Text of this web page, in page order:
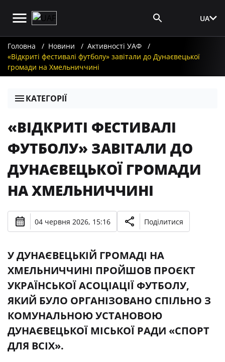
UA
Головна Новини
Активності УАФ
«Відкриті фестивалі футболу» завітали до Дунаєвецької
громади на Хмельниччині
КАТЕГОРІЇ
«ВІДКРИТІ ФЕСТИВАЛІ
ФУТБОЛУ» ЗАВІТАЛИ ДО
ДУНАЄВЕЦЬКОЇ ГРОМАДИ
НА ХМЕЛЬНИЧЧИНІ
04 червня 2026, 15:16 Поділитися
У ДУНАЄВЕЦЬКІЙ ГРОМАДІ НА
ХМЕЛЬНИЧЧИНІ ПРОЙШОВ ПРОЄКТ
УКРАЇНСЬКОЇ АСОЦІАЦІЇ ФУТБОЛУ,
ЯКИЙ БУЛО ОРГАНІЗОВАНО СПІЛЬНО З
КОМУНАЛЬНОЮ УСТАНОВОЮ
ДУНАЄВЕЦЬКОЇ МІСЬКОЇ РАДИ «СПОРТ
ДЛЯ ВСІХ».